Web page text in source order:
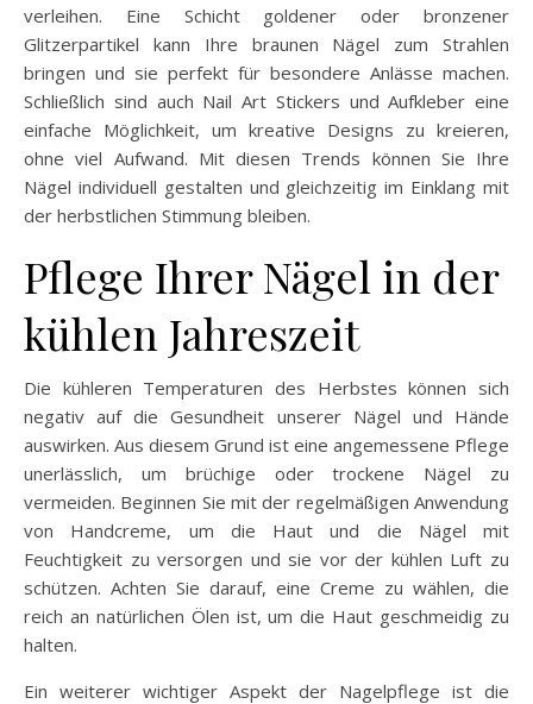
verleihen. Eine Schicht goldener oder bronzener
Glitzerpartikel kann Ihre braunen Nägel zum Strahlen
bringen und sie perfekt für besondere Anlässe machen.
Schließlich sind auch Nail Art Stickers und Aufkleber eine
einfache Möglichkeit, um kreative Designs zu kreieren,
ohne viel Aufwand. Mit diesen Trends können Sie Ihre
Nägel individuell gestalten und gleichzeitig im Einklang mit
der herbstlichen Stimmung bleiben.
Pflege Ihrer Nägel in der
kühlen Jahreszeit
Die kühleren Temperaturen des Herbstes können sich
negativ auf die Gesundheit unserer Nägel und Hände
auswirken. Aus diesem Grund ist eine angemessene Pflege
unerlässlich, um brüchige oder trockene Nägel zu
vermeiden. Beginnen Sie mit der regelmäßigen Anwendung
von Handcreme, um die Haut und die Nägel mit
Feuchtigkeit zu versorgen und sie vor der kühlen Luft zu
schützen. Achten Sie darauf, eine Creme zu wählen, die
reich an natürlichen Ölen ist, um die Haut geschmeidig zu
halten.
Ein weiterer wichtiger Aspekt der Nagelpflege ist die